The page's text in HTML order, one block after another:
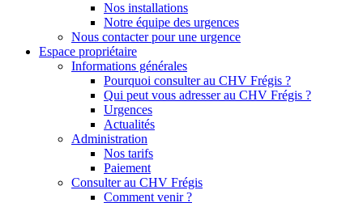
Nos installations
Notre équipe des urgences
Nous contacter pour une urgence
Espace propriétaire
Informations générales
Pourquoi consulter au CHV Frégis ?
Qui peut vous adresser au CHV Frégis ?
Urgences
Actualités
Administration
Nos tarifs
Paiement
Consulter au CHV Frégis
Comment venir ?